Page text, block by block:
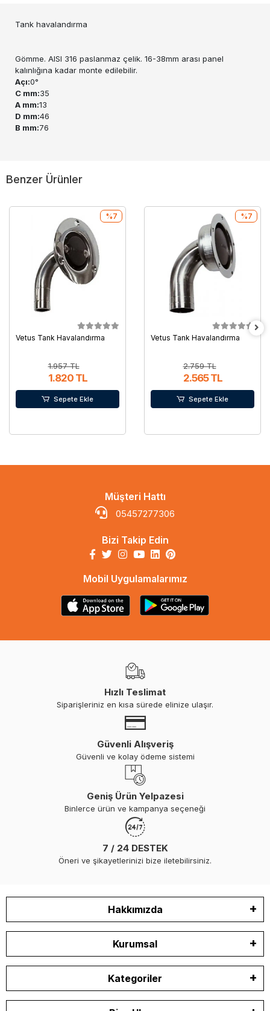
Tank havalandırma
Gömme. AISI 316 paslanmaz çelik. 16-38mm arası panel
kalınlığına kadar monte edilebilir.
Açı:0°
C mm:35
A mm:13
D mm:46
B mm:76
Benzer Ürünler
Vetus Tank Havalandırma
1.957 TL
1.820 TL
%7
Sepete Ekle
Vetus Tank Havalandırma
2.759 TL
2.565 TL
%7
Sepete Ekle
Müşteri Hattı
05457277306
Bizi Takip Edin
Mobil Uygulamalarımız
Hızlı Teslimat
Siparişleriniz en kısa sürede elinize ulaşır.
Güvenli Alışveriş
Güvenli ve kolay ödeme sistemi
Geniş Ürün Yelpazesi
Binlerce ürün ve kampanya seçeneği
7 / 24 DESTEK
Öneri ve şikayetlerinizi bize iletebilirsiniz.
Hakkımızda
Kurumsal
Kategoriler